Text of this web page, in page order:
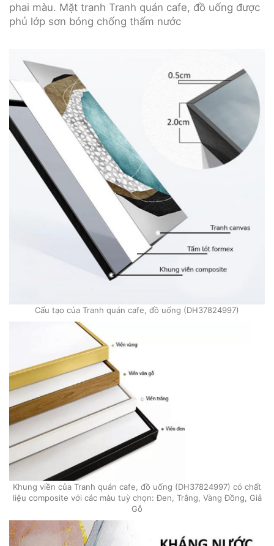
phai màu. Mặt tranh Tranh quán cafe, đồ uống được
phủ lớp sơn bóng chống thấm nước
Cấu tạo của Tranh quán cafe, đồ uống (DH37824997)
Khung viền của Tranh quán cafe, đồ uống (DH37824997) có chất
liệu composite với các màu tuỳ chọn: Đen, Trắng, Vàng Đồng, Giả
Gỗ